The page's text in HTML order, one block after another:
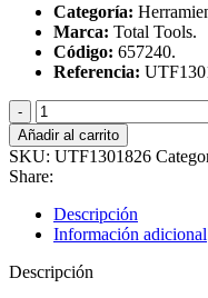
Categoría:
Marca: Total Tools.
Código: 657240.
Referencia:
Lijadora
orbital
rectangular,
Total
Tools
UTF1301826
cantidad
Añadir al carrito
SKU: UTF1301826
Share:
Descripción
Información adicional
Descripción